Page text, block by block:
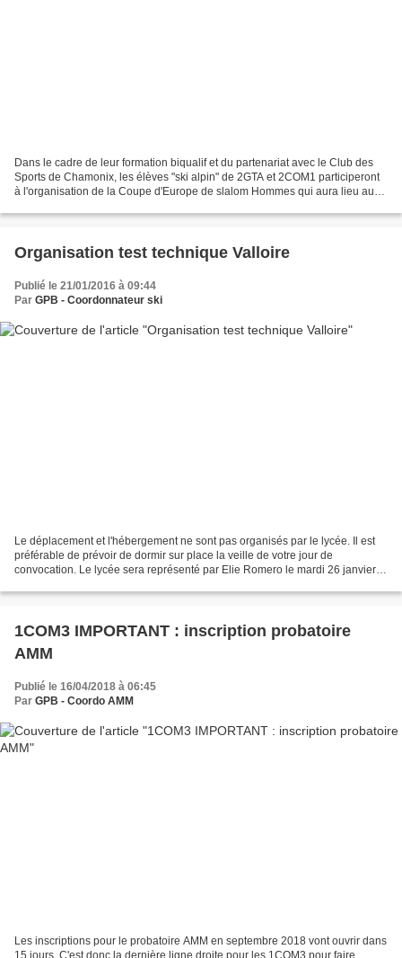
Dans le cadre de leur formation biqualif et du partenariat avec le Club des
Sports de Chamonix, les élèves "ski alpin" de 2GTA et 2COM1 participeront
à l'organisation de la Coupe d'Europe de slalom Hommes qui aura lieu aux
Organisation test technique Valloire
Publié le 21/01/2016 à 09:44
Par GPB - Coordonnateur ski
Le déplacement et l'hébergement ne sont pas organisés par le lycée. Il est
préférable de prévoir de dormir sur place la veille de votre jour de
convocation. Le lycée sera représenté par Elie Romero le mardi 26 janvier et
1COM3 IMPORTANT : inscription probatoire
AMM
Publié le 16/04/2018 à 06:45
Par GPB - Coordo AMM
Les inscriptions pour le probatoire AMM en septembre 2018 vont ouvrir dans
15 jours. C'est donc la dernière ligne droite pour les 1COM3 pour faire